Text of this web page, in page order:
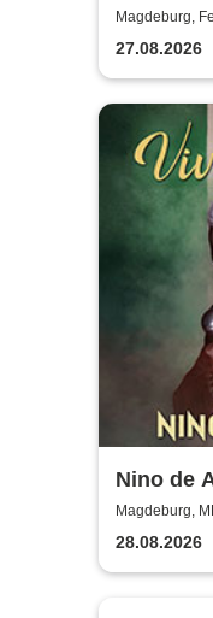
vom Tich
Magdeburg,
27.08.2026
Nino de
Magdeburg,
Elbauenpark
28.08.2026